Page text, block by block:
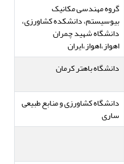
گروه مهندسی مکانیک
بیوسیستم، دانشکده کشاورزی،
دانشگاه شهید چمران
اهواز،اهواز،ایران
دانشگاه باهتر کرمان
دانشگاه کشاورزی و منابع طبیعی
ساری